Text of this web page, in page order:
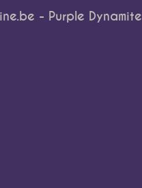
- Purple Dynamite